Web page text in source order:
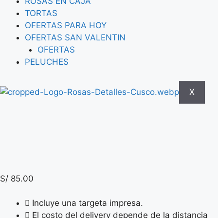
TORTAS
OFERTAS PARA HOY
OFERTAS SAN VALENTIN
OFERTAS
PELUCHES
X
S/ 85.00
Incluye una targeta impresa.
El costo del delivery depende de la distancia